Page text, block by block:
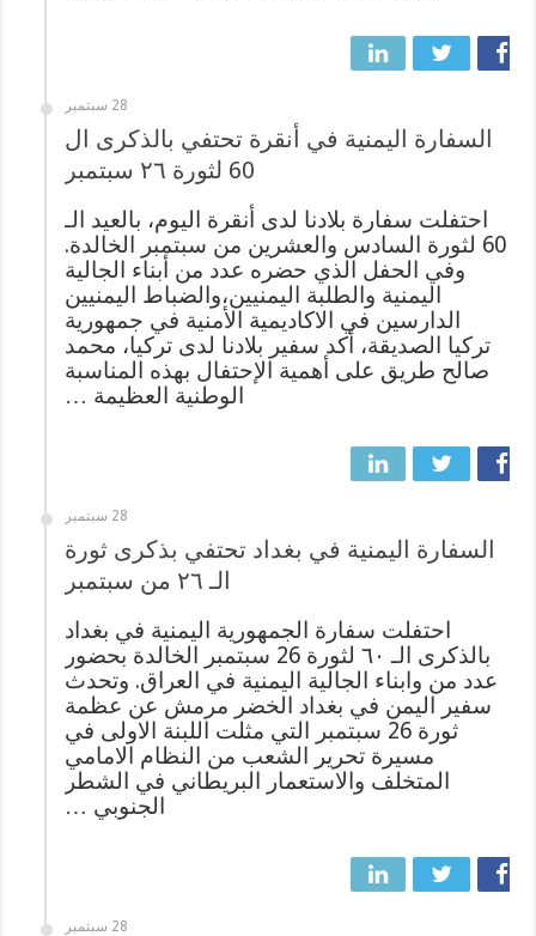
28 سبتمبر
السفارة اليمنية في أنقرة تحتفي بالذكرى ال
60 لثورة ٢٦ سبتمبر
احتفلت سفارة بلادنا لدى أنقرة اليوم، بالعيد الـ
60 لثورة السادس والعشرين من سبتمبر الخالدة.
وفي الحفل الذي حضره عدد من أبناء الجالية
اليمنية والطلبة اليمنيين،والضباط اليمنيين
الدارسين في الاكاديمية الأمنية في جمهورية
تركيا الصديقة، أكد سفير بلادنا لدى تركيا، محمد
صالح طريق على أهمية الإحتفال بهذه المناسبة
الوطنية العظيمة …
28 سبتمبر
السفارة اليمنية في بغداد تحتفي بذكرى ثورة
الـ ٢٦ من سبتمبر
احتفلت سفارة الجمهورية اليمنية في بغداد
بالذكرى الـ ٦٠ لثورة 26 سبتمبر الخالدة بحضور
عدد من وابناء الجالية اليمنية في العراق. وتحدث
سفير اليمن في بغداد الخضر مرمش عن عظمة
ثورة 26 سبتمبر التي مثلت اللبنة الاولى في
مسيرة تحرير الشعب من النظام الامامي
المتخلف والاستعمار البريطاني في الشطر
الجنوبي …
28 سبتمبر